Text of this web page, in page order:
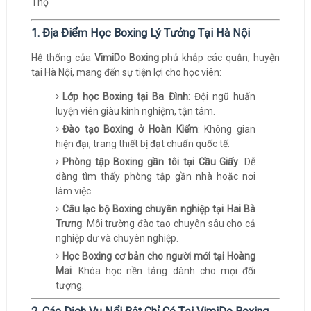
1. Địa Điểm Học Boxing Lý Tưởng Tại Hà Nội
Hệ thống của VimiDo Boxingphủ khắp các quận, huyện
tại Hà Nội, mang đến sự tiện lợi cho học viên:
Lớp học Boxing tại Ba Đình: Đội ngũ huấn
luyện viên giàu kinh nghiệm, tận tâm.
Đào tạo Boxing ở Hoàn Kiếm: Không gian
hiện đại, trang thiết bị đạt chuẩn quốc tế.
Phòng tập Boxing gần tôi tại Cầu Giấy: Dễ
dàng tìm thấy phòng tập gần nhà hoặc nơi
làm việc.
Câu lạc bộ Boxing chuyên nghiệp tại Hai Bà
Trưng: Môi trường đào tạo chuyên sâu cho cả
nghiệp dư và chuyên nghiệp.
Học Boxing cơ bản cho người mới tại Hoàng
Mai: Khóa học nền tảng dành cho mọi đối
tượng.